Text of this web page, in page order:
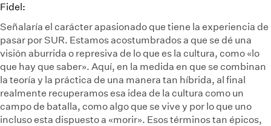
Fidel:
Señalaría el carácter apasionado que tiene la experiencia de
pasar por SUR. Estamos acostumbrados a que se dé una
visión aburrida o represiva de lo que es la cultura, como «lo
que hay que saber». Aquí, en la medida en que se combinan
la teoría y la práctica de una manera tan híbrida, al final
realmente recuperamos esa idea de la cultura como un
campo de batalla, como algo que se vive y por lo que uno
incluso esta dispuesto a «morir». Esos términos tan épicos,